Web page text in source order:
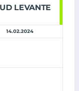
UD LEVANTE
14.02.2024